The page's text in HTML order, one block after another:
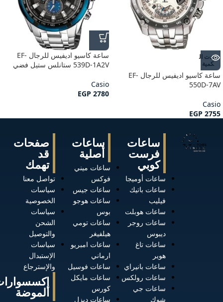
نفدت ال
كمية
ساعة كاسيو اديفيس للرجال EF-
550D-7AV
Casio
EGP 2755
ساعة كاسيو اديفيس للرجال EF-
539D-1A2V ستانلس ستيل فضي
Casio
EGP 2780
صفحات
قد
تهمك
تواصل معنا
سياسات
الخصوصية
سياسات
الشحن
والتوصيل
سياسات
الإستبدال
والإسترجاع
الموضة
ساعات
أصلية
ساعات ميني
فوكس
ساعات جيس
ساعات هوجو
بوس
ساعات تومي
هيلفيغر
ساعات امبريو
ارماني
ساعات فوسيل
ساعات مايكل
كورس
ساعات ديزل
ساعات
فرست
كوبي
ساعات أوميجا
ساعات باتيك
فيليب
ساعات هوبلت
ساعات روجر
ديبوس
ساعات تاغ
هوير
ساعات بانيراي
ساعات رولكس
ساعات جي
شوك